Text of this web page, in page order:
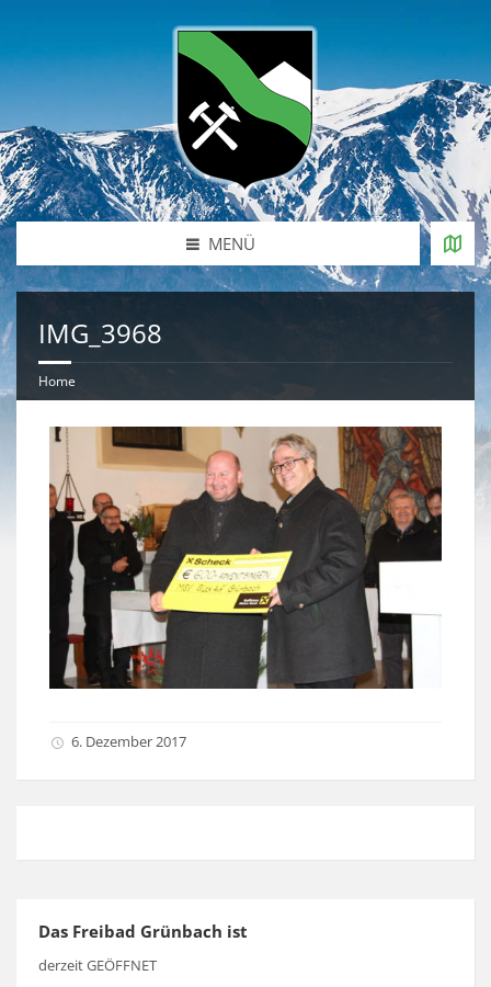
MENÜ
IMG_3968
Home
6. Dezember 2017
Das Freibad Grünbach ist
derzeit GEÖFFNET